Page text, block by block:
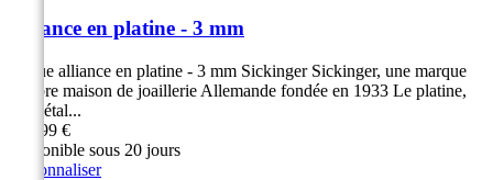
Alliance en platine - 3 mm
Bague alliance en platine - 3 mm Sickinger Sickinger, une marque
célèbre maison de joaillerie Allemande fondée en 1933 Le platine,
un métal...
699,99 €
Disponible sous 20 jours
Personnaliser